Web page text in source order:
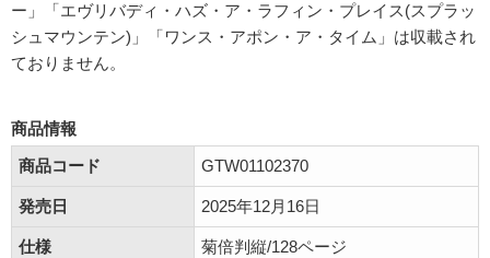
ー」「エヴリバディ・ハズ・ア・ラフィン・プレイス(スプラッ
シュマウンテン)」「ワンス・アポン・ア・タイム」は収載され
ておりません。
商品情報
商品コード
GTW01102370
発売日 2025年12月16日
仕様 菊倍判縦/128ページ